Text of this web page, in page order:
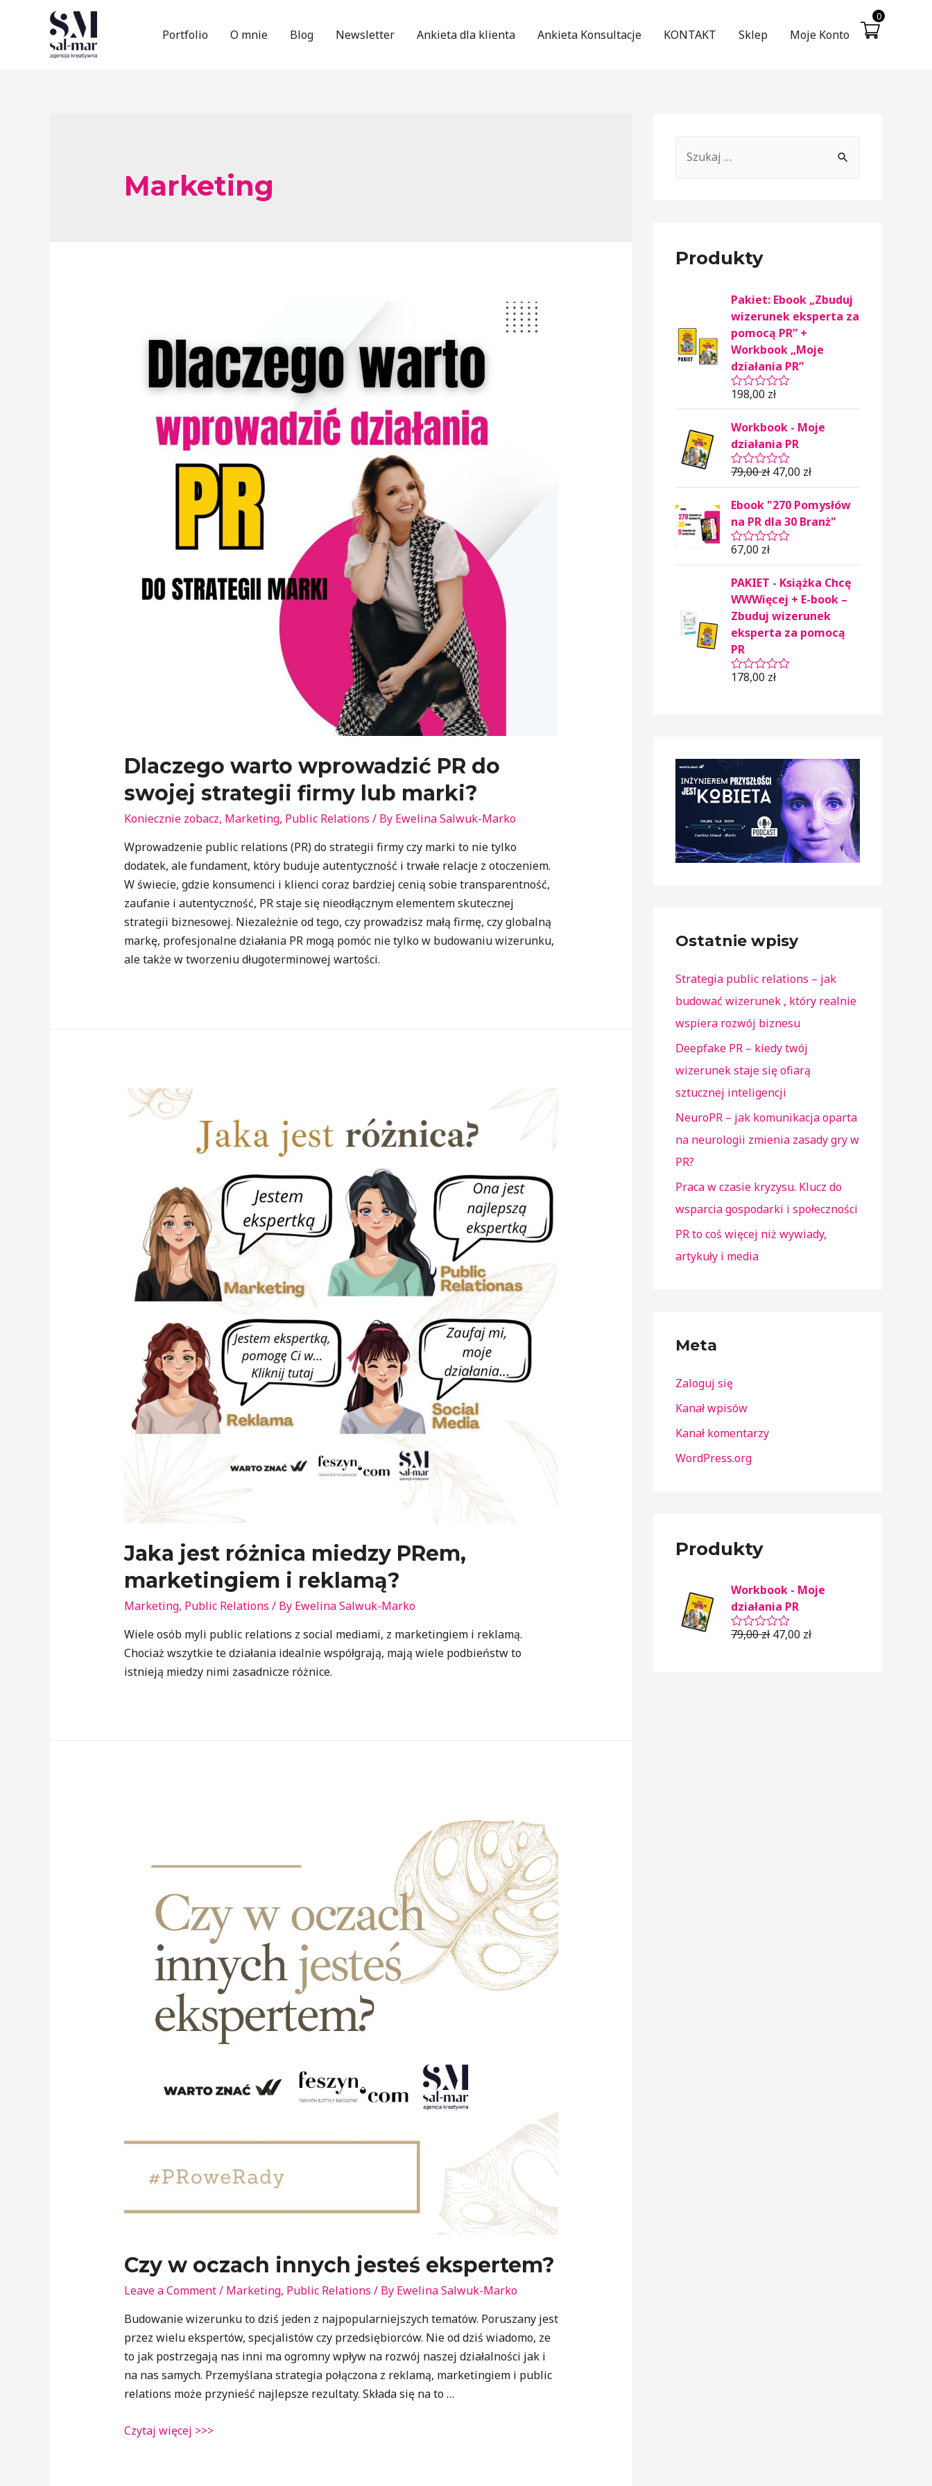
Portfolio O mnie Blog Newsletter Ankieta dla klienta Ankieta Konsultacje KONTAKT Sklep Moje Konto
0
Marketing
Dlaczego warto wprowadzić PR do
swojej strategii firmy lub marki?
Koniecznie zobacz, Marketing, Public Relations / By Ewelina Salwuk-Marko
Wprowadzenie public relations (PR) do strategii firmy czy marki to nie tylko
dodatek, ale fundament, który buduje autentyczność i trwałe relacje z otoczeniem.
W świecie, gdzie konsumenci i klienci coraz bardziej cenią sobie transparentność,
zaufanie i autentyczność, PR staje się nieodłącznym elementem skutecznej
strategii biznesowej. Niezależnie od tego, czy prowadzisz małą firmę, czy globalną
markę, profesjonalne działania PR mogą pomóc nie tylko w budowaniu wizerunku,
ale także w tworzeniu długoterminowej wartości.
Jaka jest różnica miedzy PRem,
marketingiem i reklamą?
Marketing, Public Relations / By Ewelina Salwuk-Marko
Wiele osób myli public relations z social mediami, z marketingiem i reklamą.
Chociaż wszytkie te działania idealnie współgrają, mają wiele podbieństw to
istnieją miedzy nimi zasadnicze różnice.
Czy w oczach innych jesteś ekspertem?
Leave a Comment/ Marketing, Public Relations / By Ewelina Salwuk-Marko
Budowanie wizerunku to dziś jeden z najpopularniejszych tematów. Poruszany jest
przez wielu ekspertów, specjalistów czy przedsiębiorców. Nie od dziś wiadomo, ze
to jak postrzegają nas inni ma ogromny wpływ na rozwój naszej działalności jak i
na nas samych. Przemyślana strategia połączona z reklamą, marketingiem i public
relations może przynieść najlepsze rezultaty. Składa się na to …
Czytaj więcej >>>
Produkty
Pakiet: Ebook „Zbuduj
wizerunek eksperta za
pomocą PR” +
Workbook „Moje
działania PR”
O
c
n
i
o
n
o
0
a
5
198,00 zł
Workbook - Moje
działania PR
O
c
n
i
o
n
o
0
a
5
79,00zł 47,00 zł
Ebook "270 Pomysłów
na PR dla 30 Branż"
O
c
n
i
n
o
n
a
5
67,00 zł
PAKIET - Książka Chcę
WWWięcej + E-book –
Zbuduj wizerunek
eksperta za pomocą
PR
O
o
0
n
a
5
178,00 zł
Ostatnie wpisy
Strategia public relations – jak
budować wizerunek , który realnie
wspiera rozwój biznesu
Deepfake PR – kiedy twój
wizerunek staje się ofiarą
sztucznej inteligencji
NeuroPR – jak komunikacja oparta
na neurologii zmienia zasady gry w
PR?
Praca w czasie kryzysu. Klucz do
wsparcia gospodarki i społeczności
PR to coś więcej niż wywiady,
artykuły i media
Meta
Zaloguj się
Kanał wpisów
Kanał komentarzy
WordPress.org
Produkty
Workbook - Moje
działania PR
O
79,00zł 47,00 zł